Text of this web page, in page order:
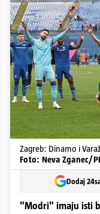
Zagreb: Dinamo i
Foto: Neva Zganec/
Dodaj
"Modri" imaju isti